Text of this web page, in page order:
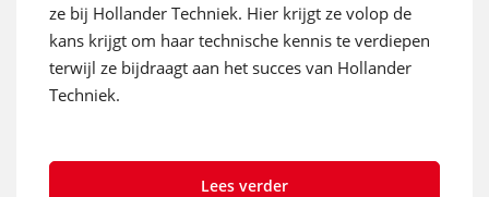
ze bij Hollander Techniek. Hier krijgt ze volop de
kans krijgt om haar technische kennis te verdiepen
terwijl ze bijdraagt aan het succes van Hollander
Techniek.
Lees verder